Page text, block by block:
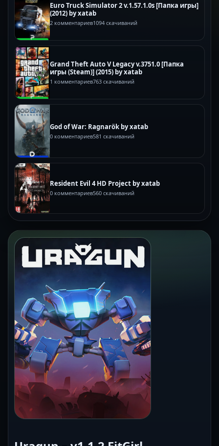
Euro Truck Simulator 2 v.1.57.1.0s [Папка игры]
(2012) by xatab
2 комментариев1094 скачиваний
Grand Theft Auto V Legacy v.3751.0 [Папка
игры (Steam)] (2015) by xatab
1 комментариев763 скачиваний
God of War: Ragnarök by xatab
0 комментариев581 скачиваний
Resident Evil 4 HD Project by xatab
0 комментариев560 скачиваний